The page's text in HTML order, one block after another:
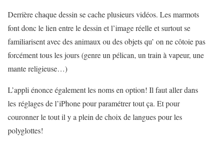
Derrière chaque dessin se cache plusieurs vidéos. Les marmots
font donc le lien entre le dessin et l’image réelle et surtout se
familiarisent avec des animaux ou des objets qu’ on ne côtoie pas
forcément tous les jours (genre un pélican, un train à vapeur, une
mante religieuse…)
L’appli énonce également les noms en option! Il faut aller dans
les réglages de l’iPhone pour paramétrer tout ça. Et pour
couronner le tout il y a plein de choix de langues pour les
polyglottes!